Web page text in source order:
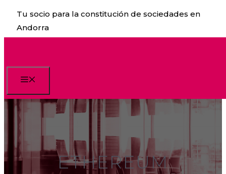
Saltar
contenido
Tu socio para la constitución de sociedades en
Andorra
ETHEREUM